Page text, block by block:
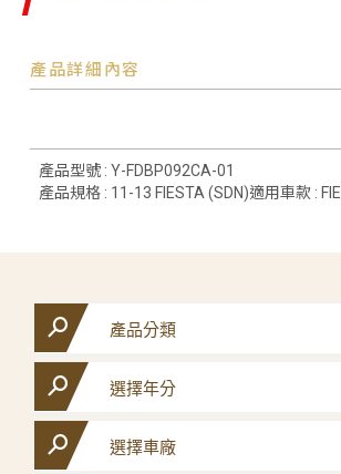
產品詳細內容
產品型號 : Y-FDBP092CA-01
產品規格 : 11-13 FIESTA (SDN)適用車款 :